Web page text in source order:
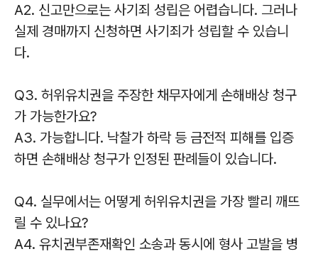
A2. 신고만으로는 사기죄 성립은 어렵습니다. 그러나
실제 경매까지 신청하면 사기죄가 성립할 수 있습니
다.
Q3. 허위유치권을 주장한 채무자에게 손해배상 청구
가 가능한가요?
A3. 가능합니다. 낙찰가 하락 등 금전적 피해를 입증
하면 손해배상 청구가 인정된 판례들이 있습니다.
Q4. 실무에서는 어떻게 허위유치권을 가장 빨리 깨뜨
릴 수 있나요?
A4. 유치권부존재확인 소송과 동시에 형사 고발을 병